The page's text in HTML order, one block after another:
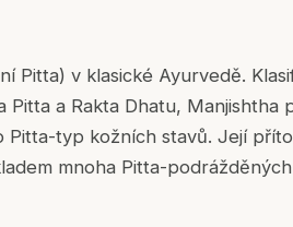
Pitta) v klasické Ayurvedě.
a Rakta Dhatu, Manjishtha
Pitta-typ kožních stavů. Její
mnoha Pitta-